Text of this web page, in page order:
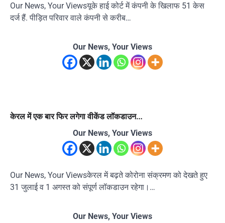
Our News, Your Viewsयूके हाई कोर्ट में कंपनी के खिलाफ 51 केस
दर्ज हैं. पीड़ित परिवार वाले कंपनी से करीब…
Our News, Your Views
केरल में एक बार फिर लगेगा वीकेंड लॉकडाउन…
Our News, Your Views
Our News, Your Viewsकेरल में बढ़ते कोरोना संक्रमण को देखते हुए
31 जुलाई व 1 अगस्त को संपूर्ण लॉकडाउन रहेगा।…
Our News, Your Views